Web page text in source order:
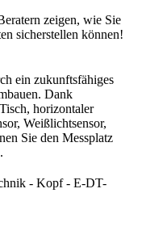
zeigen, wie Sie
sicherstellen können!
ein zukunftsfähiges
Dank
horizontaler
Weißlichtsensor,
Sie den Messplatz